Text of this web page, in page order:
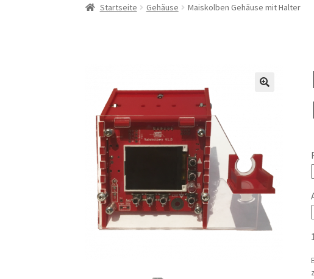
Startseite Gehäuse Maiskolben Gehäuse mit Halter